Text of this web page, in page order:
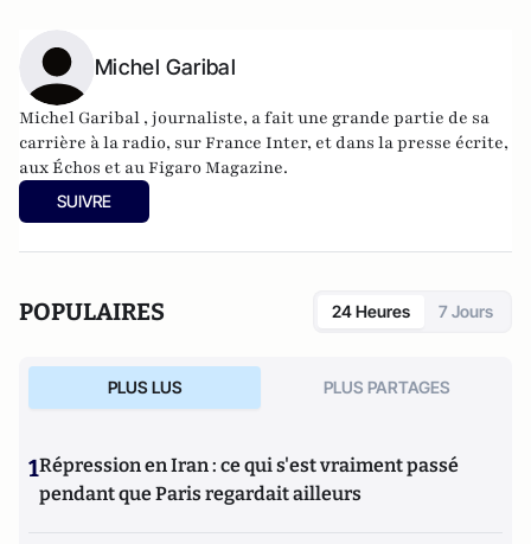
Michel Garibal
Michel Garibal , journaliste, a fait une grande partie de sa
carrière à la radio, sur France Inter, et dans la presse écrite,
aux Échos et au Figaro Magazine.
SUIVRE
POPULAIRES 24 Heures 7 Jours
PLUS LUS PLUS PARTAGES
1Répression en Iran : ce qui s'est vraiment passé
pendant que Paris regardait ailleurs